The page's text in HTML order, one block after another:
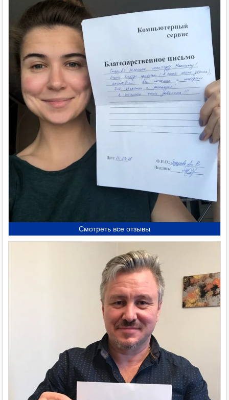
Смотреть все отзывы